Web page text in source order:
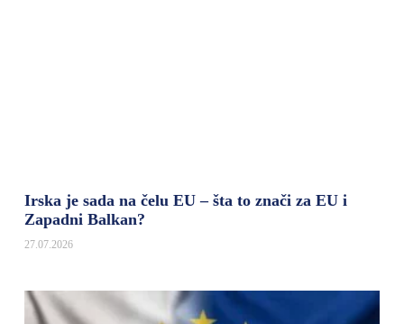
Irska je sada na čelu EU – šta to znači za EU i
Zapadni Balkan?
27.07.2026